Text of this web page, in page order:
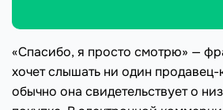
«Спасибо, я просто смотрю» —
хочет слышать ни один продавец-
обычно она свидетельствует о